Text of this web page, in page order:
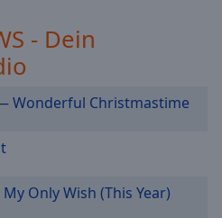
- Dein
Wonderful Christmastime
Only Wish (This Year)